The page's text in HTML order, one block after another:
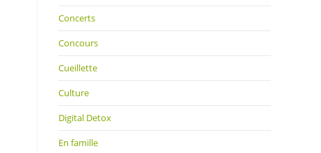
Concerts
Concours
Cueillette
Culture
Digital Detox
En famille